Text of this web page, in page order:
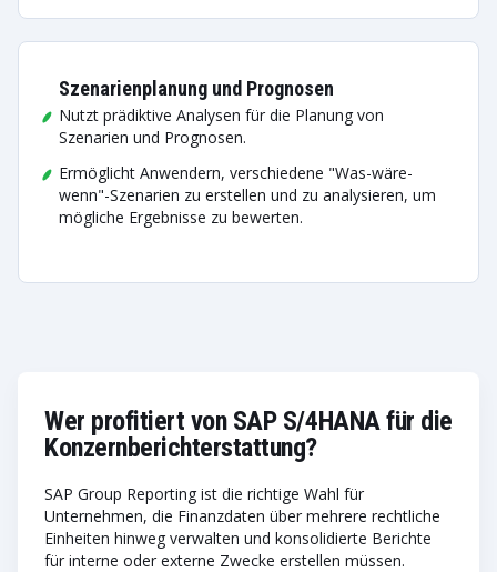
Szenarienplanung und Prognosen
Nutzt prädiktive Analysen für die Planung von
Szenarien und Prognosen.
Ermöglicht Anwendern, verschiedene "Was-wäre-
wenn"-Szenarien zu erstellen und zu analysieren, um
mögliche Ergebnisse zu bewerten.
Wer profitiert von SAP S/4HANA für die
Konzernberichterstattung?
SAP Group Reporting ist die richtige Wahl für
Unternehmen, die Finanzdaten über mehrere rechtliche
Einheiten hinweg verwalten und konsolidierte Berichte
für interne oder externe Zwecke erstellen müssen.